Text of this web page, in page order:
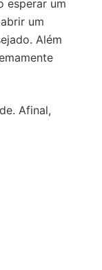
esperar um
um
Além
Afinal,